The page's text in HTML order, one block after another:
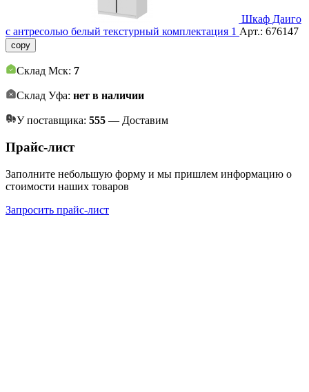
Шкаф Даиго
с антресолью белый текстурный комплектация 1 Арт.: 676147
copy
Склад Мск: 7
Склад Уфа: нет в наличии
У поставщика: 555 — Доставим
Прайс-лист
Заполните небольшую форму и мы пришлем информацию о
стоимости наших товаров
Запросить прайс-лист